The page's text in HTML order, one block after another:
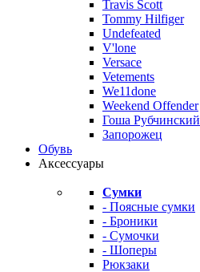
Travis Scott
Tommy Hilfiger
Undefeated
V'lone
Versace
Vetements
We11done
Weekend Offender
Гоша Рубчинский
Запорожец
Обувь
Аксессуары
Сумки
- Поясные сумки
- Броники
- Сумочки
- Шоперы
Рюкзаки